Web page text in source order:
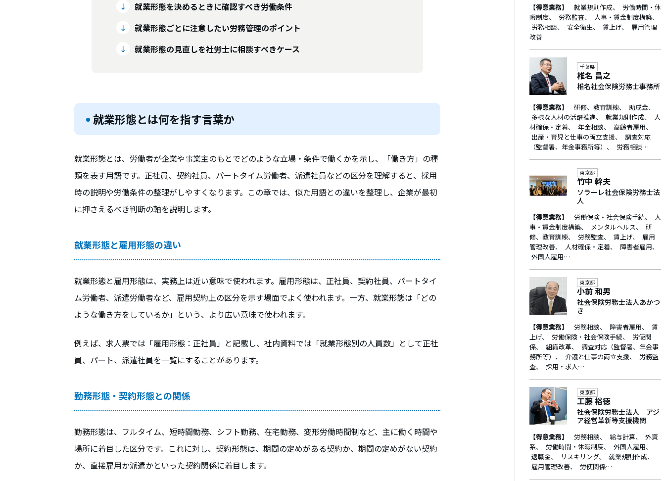
就業形態を決めるときに確認すべき労働条件
就業形態ごとに注意したい労務管理のポイント
就業形態の見直しを社労士に相談すべきケース
就業形態とは何を指す言葉か
就業形態とは、労働者が企業や事業主のもとでどのような立場・条件で働くかを示し、「働き方」の種
類を表す用語です。正社員、契約社員、パートタイム労働者、派遣社員などの区分を理解すると、採用
時の説明や労働条件の整理がしやすくなります。この章では、似た用語との違いを整理し、企業が最初
に押さえるべき判断の軸を説明します。
就業形態と雇用形態の違い
就業形態と雇用形態は、実務上は近い意味で使われます。雇用形態は、正社員、契約社員、パートタイ
ム労働者、派遣労働者など、雇用契約上の区分を示す場面でよく使われます。一方、就業形態は「どの
ような働き方をしているか」という、より広い意味で使われます。
例えば、求人票では「雇用形態：正社員」と記載し、社内資料では「就業形態別の人員数」として正社
員、パート、派遣社員を一覧にすることがあります。
勤務形態・契約形態との関係
勤務形態は、フルタイム、短時間勤務、シフト勤務、在宅勤務、変形労働時間制など、主に働く時間や
場所に着目した区分です。これに対し、契約形態は、期間の定めがある契約か、期間の定めがない契約
か、直接雇用か派遣かといった契約関係に着目します。
【得意業務】 就業規則作成
労働時間・休
暇制度
労務監査
人事・賃金制度構築
労務相談
安全衛生 賃上げ
雇用管理
改善
椎名 昌之
千葉県
椎名社会保険労務士事務所
【得意業務】 研修、教育訓練
助成金
多様な人材の活躍推進
就業規則作成
人
材確保・定着
年金相談
高齢者雇用
出産・育児と仕事の両立支援
調査対応
（監督署、年金事務所等）
労務相談…
竹中 幹夫
東京都
ソラーレ社会保険労務士法
人
【得意業務】 労働保険・社会保険手続
人
事・賃金制度構築
メンタルヘルス
研
修、教育訓練
労務監査 賃上げ
雇用
管理改善
人材確保・定着
障害者雇用
外国人雇用…
小前 和男
東京都
社会保険労務士法人あかつ
き
【得意業務】 労務相談 障害者雇用
賃
上げ
労働保険・社会保険手続
労使関
係
組織改革
調査対応（監督署、年金事
務所等）
介護と仕事の両立支援
労務監
査
採用・求人…
工藤 裕徳
東京都
社会保険労務士法人 アジ
ア経営革新等支援機関
【得意業務】 労務相談 給与計算
外資
系
労働時間・休暇制度
外国人雇用
退職金
リスキリング
就業規則作成
雇用管理改善
労使関係…